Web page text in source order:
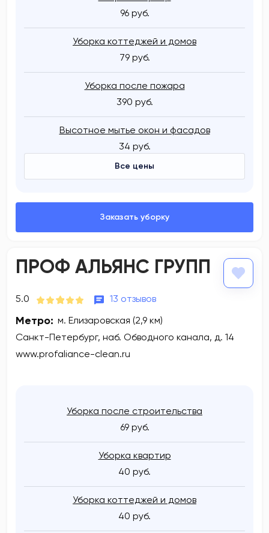
96 руб.
Уборка коттеджей и домов
79 руб.
Уборка после пожара
390 руб.
Высотное мытье окон и фасадов
34 руб.
Все цены
ПРОФ АЛЬЯНС ГРУПП
5.0 13 отзывов
Метро: м. Елизаровская (2,9 км)
Санкт-Петербург, наб. Обводного канала, д. 14
www.profaliance-clean.ru
Уборка после строительства
69 руб.
Уборка квартир
40 руб.
Уборка коттеджей и домов
40 руб.